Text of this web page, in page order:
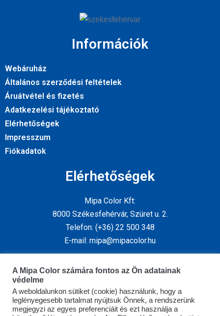
Információk
Webáruház
Általános szerződési feltételek
Áruátvétel és fizetés
Adatkezelési tájékoztató
Elérhetőségek
Impresszum
Fiókadatok
Elérhetőségek
Mipa Color Kft:
8000 Székesfehérvár, Szüret u. 2.
Telefon: (+36) 22 500 348
E-mail: mipa@mipacolor.hu
Kövess minket
A Mipa Color számára fontos az Ön adatainak
védelme
A weboldalunkon sütiket (cookie) használunk, hogy a
leglényegesebb tartalmat nyújtsuk Önnek, a rendszerünk
megjegyzi az egyes preferenciáit és ezt használja a